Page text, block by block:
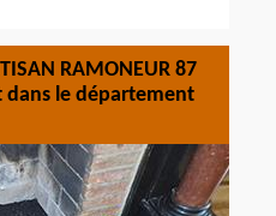
RAMONEUR 87
le département